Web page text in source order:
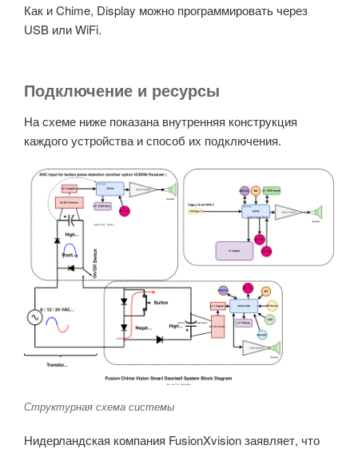
Как и Chime, Display можно программировать через
USB или WiFi.
Подключение и ресурсы
На схеме ниже показана внутренняя конструкция
каждого устройства и способ их подключения.
Структурная схема системы
Нидерландская компания FusionXvision заявляет, что